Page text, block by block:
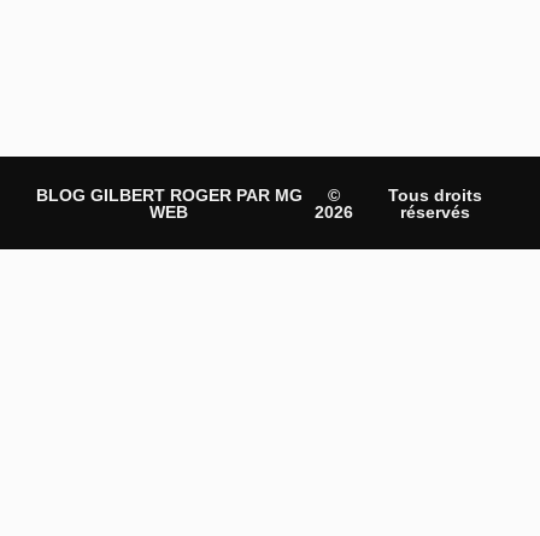
BLOG GILBERT ROGER PAR MG
WEB
©
2026
Tous droits
réservés